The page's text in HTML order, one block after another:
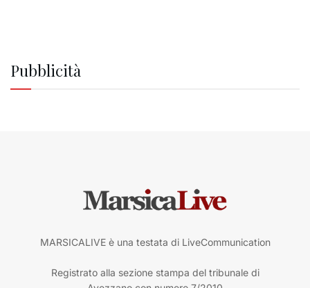
Pubblicità
MARSICALIVE è una testata di LiveCommunication
Registrato alla sezione stampa del tribunale di